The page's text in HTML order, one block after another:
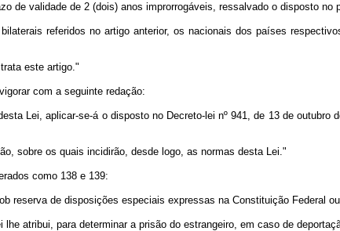
de validade de 2 (dois) anos improrrogáveis, ressalvado o disposto no
referidos no artigo anterior, os nacionais dos países
este artigo."
com a seguinte redação:
Lei, aplicar-se-á o disposto no Decreto-lei nº 941, de 13 de outubro
sobre os quais incidirão, desde logo, as normas desta Lei."
como 138 e 139:
reserva de disposições especiais expressas na Constituição Federal
atribui, para determinar a prisão do estrangeiro, em caso de